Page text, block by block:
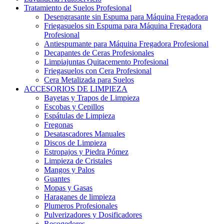
Tratamiento de Suelos Profesional
Desengrasante sin Espuma para Máquina Fregadora
Friegasuelos sin Espuma para Máquina Fregadora
Profesional
Antiespumante para Máquina Fregadora Profesional
Decapantes de Ceras Profesionales
Limpiajuntas Quitacemento Profesional
Friegasuelos con Cera Profesional
Cera Metalizada para Suelos
ACCESORIOS DE LIMPIEZA
Bayetas y Trapos de Limpieza
Escobas y Cepillos
Espátulas de Limpieza
Fregonas
Desatascadores Manuales
Discos de Limpieza
Estropajos y Piedra Pómez
Limpieza de Cristales
Mangos y Palos
Guantes
Mopas y Gasas
Haraganes de limpieza
Plumeros Profesionales
Pulverizadores y Dosificadores